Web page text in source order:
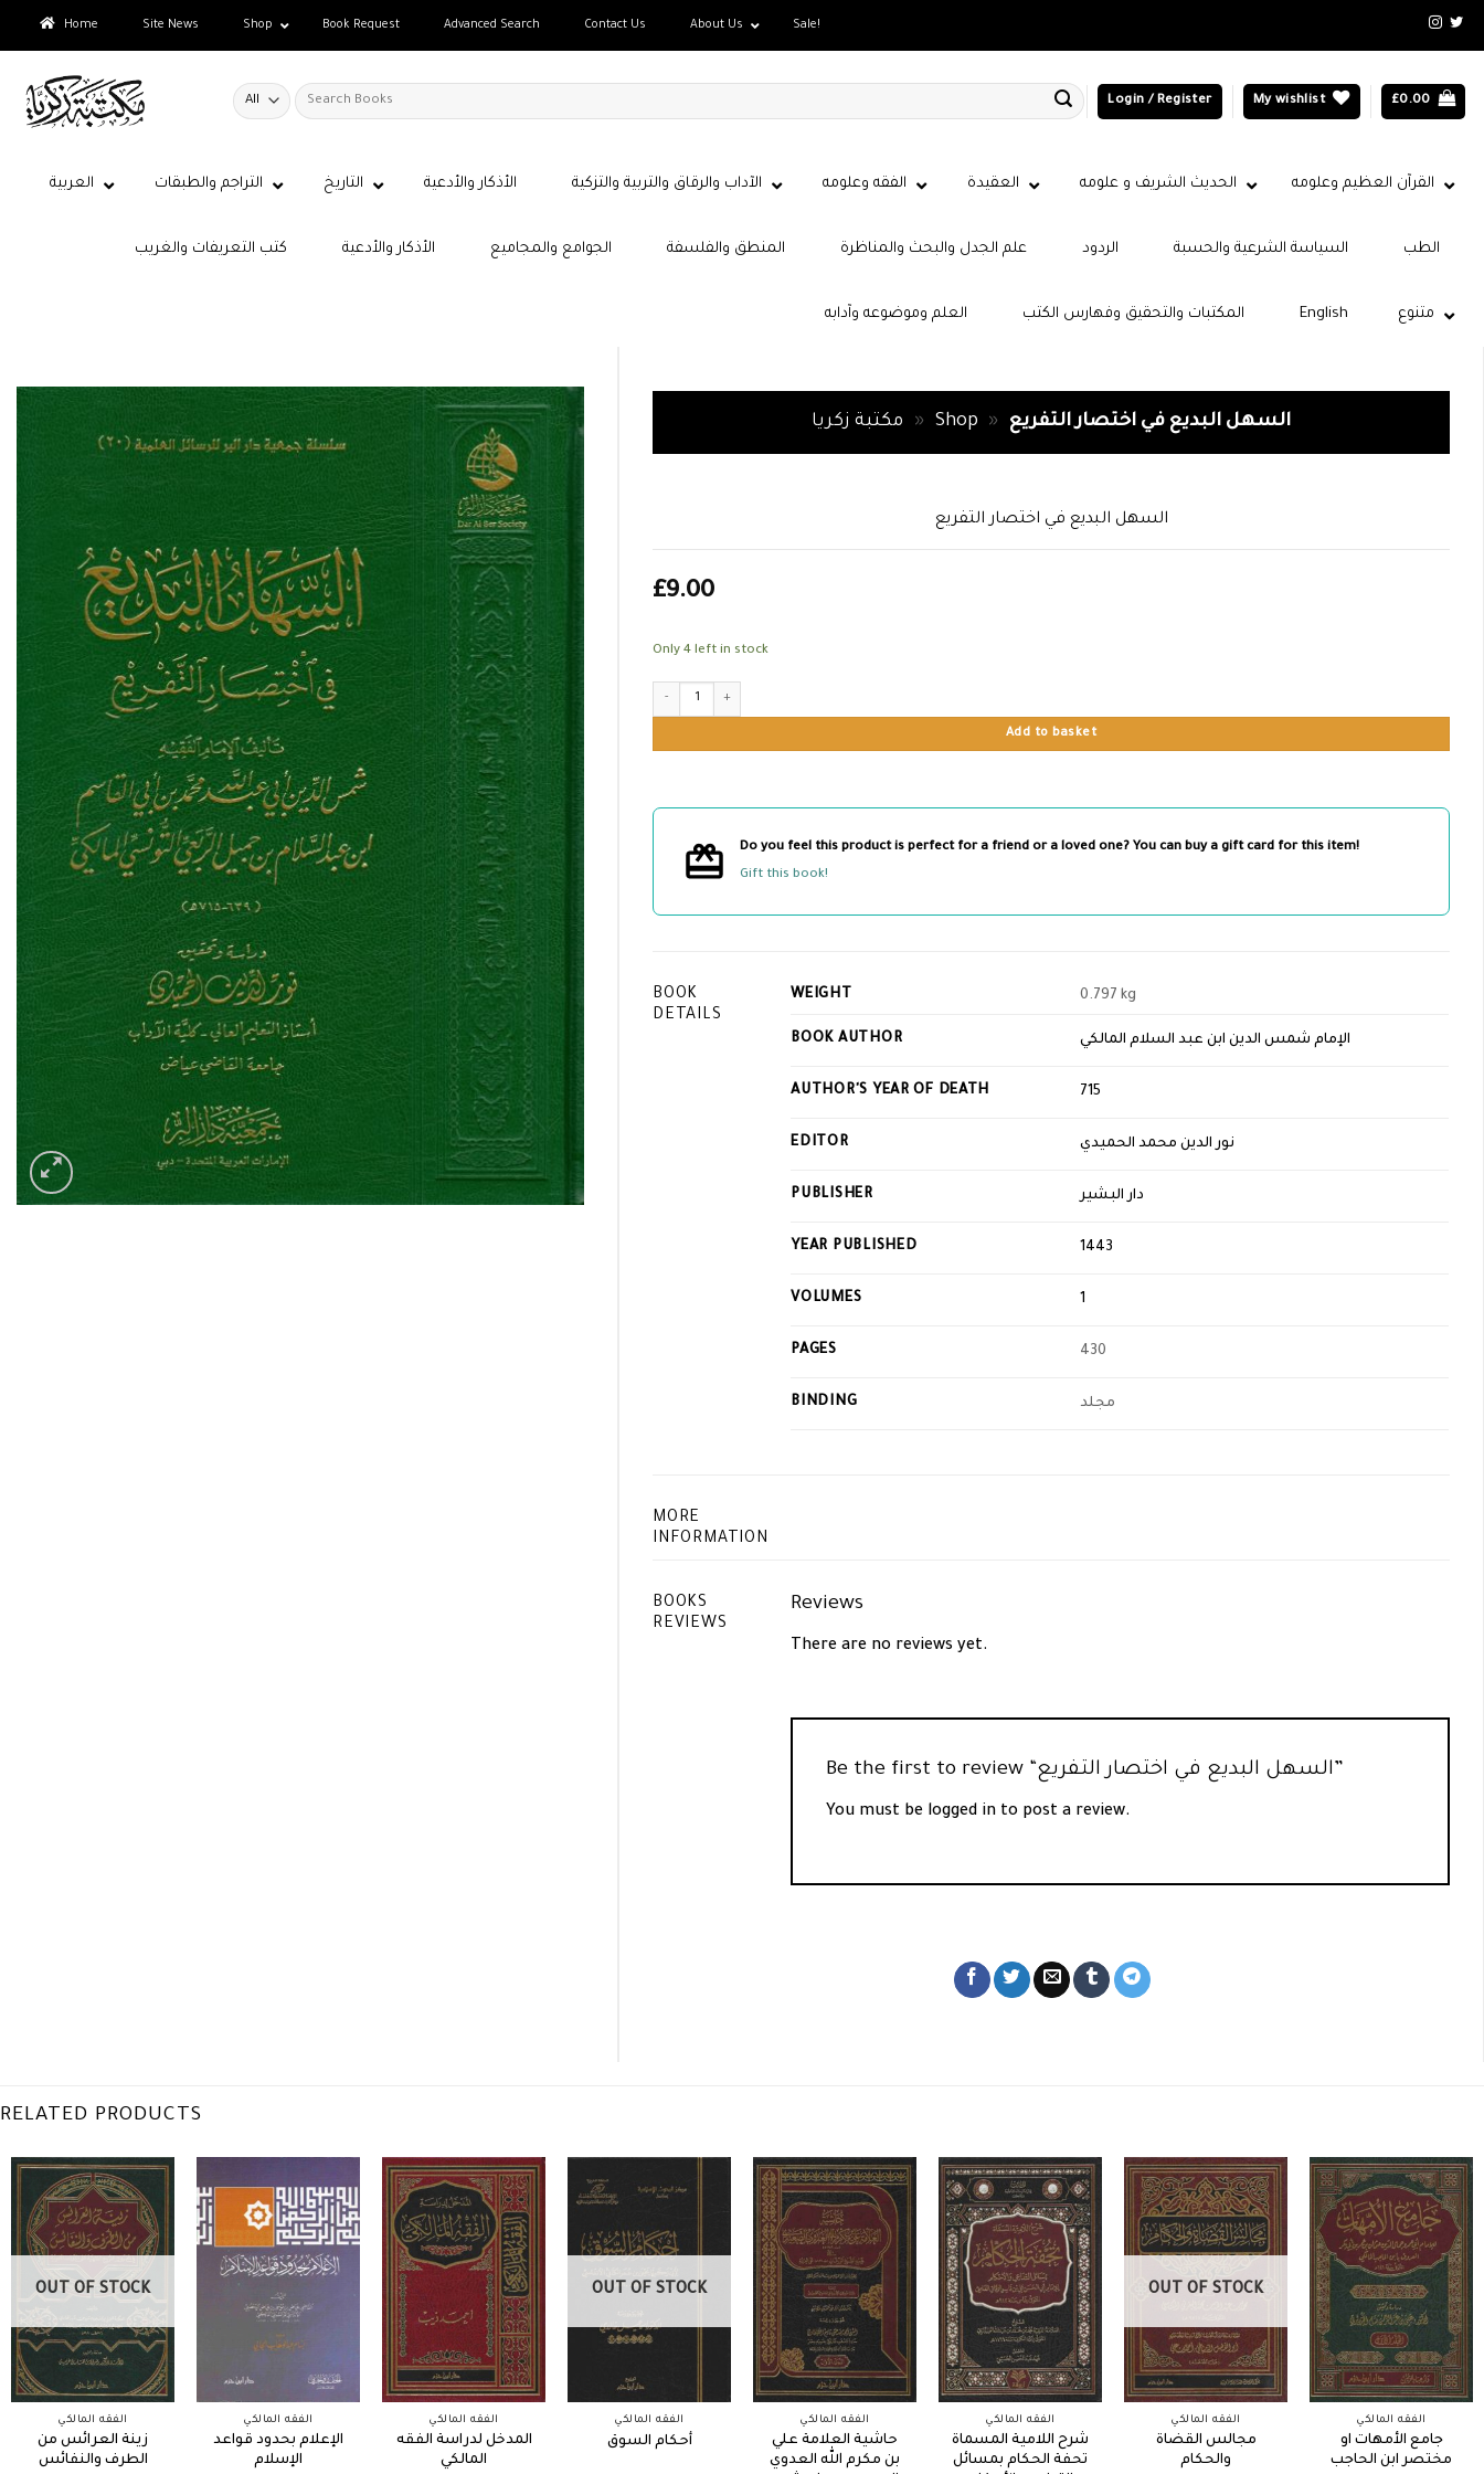
Home Site News Shop Book Request Advanced Search Contact Us About Us Sale!
Search
for:
Login / Register My wishlist £0.00
القرآن العظيم وعلومه الحديث الشريف و علومه العقيدة الفقه وعلومه الآداب والرقاق والتربية والتزكية الأذكار والأدعية التاريخ التراجم والطبقات العربية
كتب التعريفات والغريب الأذكار والأدعية الجوامع والمجاميع المنطق والفلسفة علم الجدل والبحث والمناظرة الردود السياسة الشرعية والحسبة الطب
العلم وموضوعه وآدابه المكتبات والتحقيق وفهارس الكتب متنوع English
مكتبة زكريا » Shop » السهل البديع في اختصار التفريع
السهل البديع في اختصار التفريع
£9.00
Only 4 left in stock
Add to basket
Do you feel this product is perfect for a friend or a loved one? You can buy a gift card for this item!
Gift this book!
BOOK
DETAILS
WEIGHT 0.797 kg
BOOK AUTHOR الإمام شمس الدين ابن عبد السلام المالكي
AUTHOR'S YEAR OF DEATH 715
EDITOR نور الدين محمد الحميدي
PUBLISHER دار البشير
YEAR PUBLISHED 1443
VOLUMES 1
PAGES 430
BINDING مجلد
MORE
INFORMATION
BOOKS
REVIEWS
Reviews
There are no reviews yet.
Be the first to review “السهل البديع في اختصار التفريع”
You must be logged in to post a review.
RELATED PRODUCTS
OUT OF STOCK
الفقه المالكي
زينة العرائس من
الطرف والنفائس
الفقه المالكي
الإعلام بحدود قواعد
الإسلام
الفقه المالكي
المدخل لدراسة الفقه
المالكي
OUT OF STOCK
الفقه المالكي
أحكام السوق
الفقه المالكي
حاشية العلامة علي
بن مكرم الله العدوي
الفقه المالكي
شرح اللامية المسماة
تحفة الحكام بمسائل
OUT OF STOCK
الفقه المالكي
مجالس القضاة
والحكام
الفقه المالكي
جامع الأمهات او
مختصر ابن الحاجب